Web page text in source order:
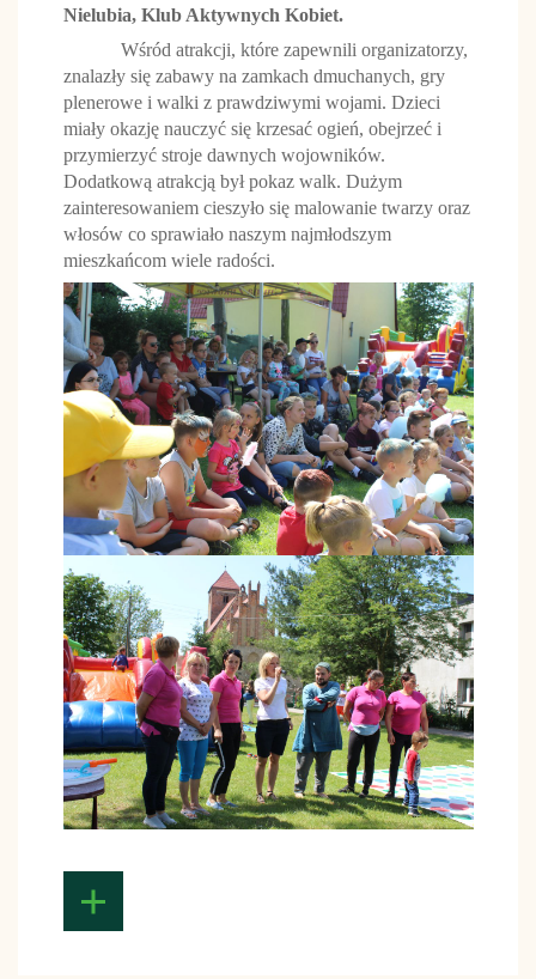
Nielubia, Klub Aktywnych Kobiet.
Wśród atrakcji, które zapewnili organizatorzy,
znalazły się zabawy na zamkach dmuchanych, gry
plenerowe i walki z prawdziwymi wojami. Dzieci
miały okazję nauczyć się krzesać ogień, obejrzeć i
przymierzyć stroje dawnych wojowników.
Dodatkową atrakcją był pokaz walk. Dużym
zainteresowaniem cieszyło się malowanie twarzy oraz
włosów co sprawiało naszym najmłodszym
mieszkańcom wiele radości.